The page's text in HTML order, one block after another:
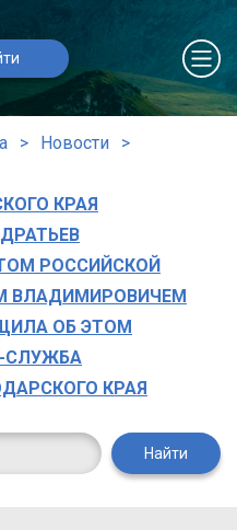
Новости
КРАЯ
РОССИЙСКОЙ
ВЛАДИМИРОВИЧЕМ
ОБ ЭТОМ
СЛУЖБА
КРАЯ
Найти